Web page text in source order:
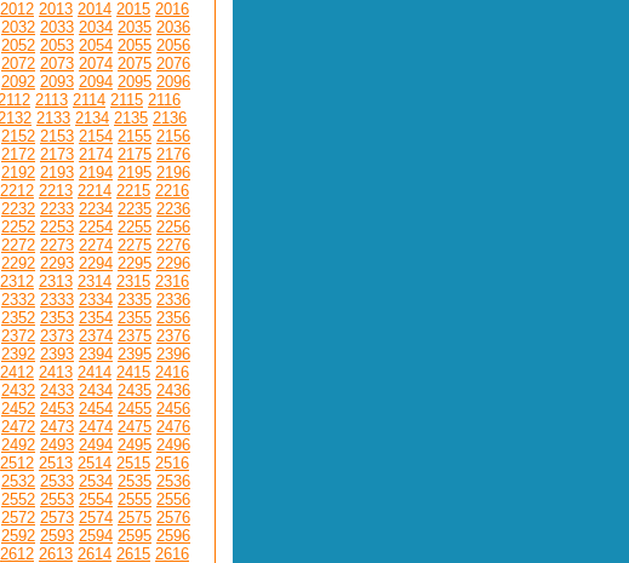
2012 2013 2014 2015 2016
2032 2033 2034 2035 2036
2052 2053 2054 2055 2056
2072 2073 2074 2075 2076
2092 2093 2094 2095 2096
2113 2114 2115 2116
2133 2134 2135 2136
2152 2153 2154 2155 2156
2172 2173 2174 2175 2176
2192 2193 2194 2195 2196
2212 2213 2214 2215 2216
2232 2233 2234 2235 2236
2252 2253 2254 2255 2256
2272 2273 2274 2275 2276
2292 2293 2294 2295 2296
2312 2313 2314 2315 2316
2332 2333 2334 2335 2336
2352 2353 2354 2355 2356
2372 2373 2374 2375 2376
2392 2393 2394 2395 2396
2412 2413 2414 2415 2416
2432 2433 2434 2435 2436
2452 2453 2454 2455 2456
2472 2473 2474 2475 2476
2492 2493 2494 2495 2496
2512 2513 2514 2515 2516
2532 2533 2534 2535 2536
2552 2553 2554 2555 2556
2572 2573 2574 2575 2576
2592 2593 2594 2595 2596
2612 2613 2614 2615 2616